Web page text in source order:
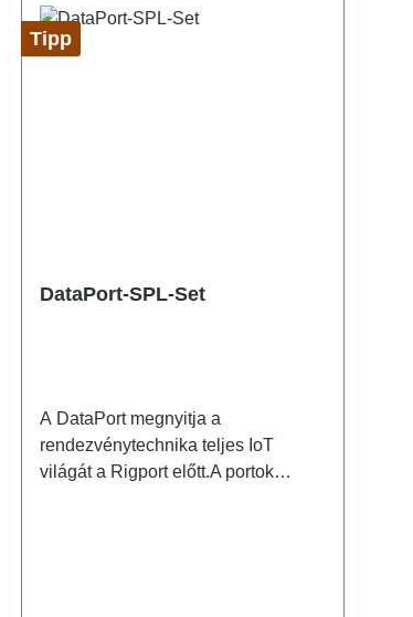
Tipp
DataPort-SPL-Set
A DataPort megnyitja a
rendezvénytechnika teljes IoT
világát a Rigport előtt.A portok